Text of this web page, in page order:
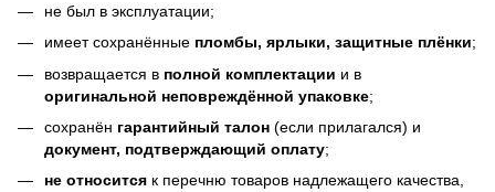
не был в эксплуатации;
имеет сохранённые пломбы, ярлыки, защитные плёнки;
возвращается в полной комплектации и в
оригинальной неповреждённой упаковке;
сохранён гарантийный талон (если прилагался) и
документ, подтверждающий оплату;
не относится к перечню товаров надлежащего качества,